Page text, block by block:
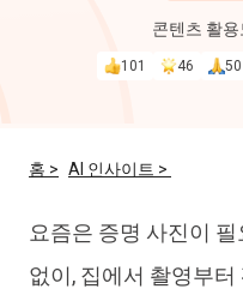
for iOS
iOS
iAnyGo
콘텐츠 활용
101 46 50
홈 > AI 인사이트 >
요즘은 증명 사진이
없이, 집에서 촬영부